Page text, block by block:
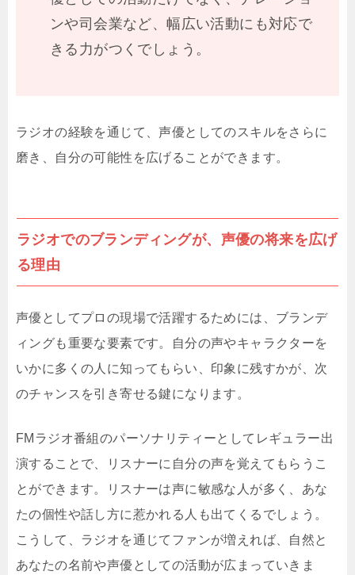
ンや司会業など、幅広い活動にも対応で
きる力がつくでしょう。
ラジオの経験を通じて、声優としてのスキルをさらに
磨き、自分の可能性を広げることができます。
ラジオでのブランディングが、声優の将来を広げ
る理由
声優としてプロの現場で活躍するためには、ブランデ
ィングも重要な要素です。自分の声やキャラクターを
いかに多くの人に知ってもらい、印象に残すかが、次
のチャンスを引き寄せる鍵になります。
FMラジオ番組のパーソナリティーとしてレギュラー出
演することで、リスナーに自分の声を覚えてもらうこ
とができます。リスナーは声に敏感な人が多く、あな
たの個性や話し方に惹かれる人も出てくるでしょう。
こうして、ラジオを通じてファンが増えれば、自然と
あなたの名前や声優としての活動が広まっていきま